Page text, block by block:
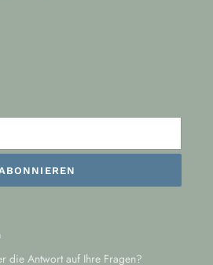
die Antwort auf Ihre Fragen?